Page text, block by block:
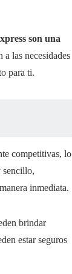
son una
a las necesidades
para ti.
competitivas, lo
sencillo,
inmediata.
brindar
estar seguros